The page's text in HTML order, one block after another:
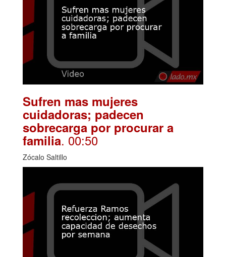
Sufren mas mujeres
cuidadoras; padecen
sobrecarga por procurar a
familia. 00:50
Zócalo Saltillo